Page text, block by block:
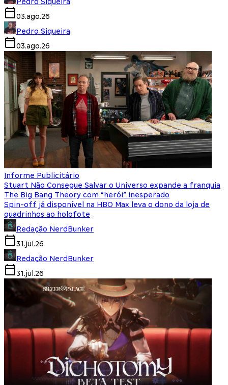
03.ago.26
Pedro Siqueira
03.ago.26
Informe Publicitário
Stuart Não Consegue Salvar o Universo expande a franquia
The Big Bang Theory com “herói” inesperado
Spin-off já disponível na HBO Max leva o dono da loja de
quadrinhos ao holofote
Redação NerdBunker
31.jul.26
Redação NerdBunker
31.jul.26